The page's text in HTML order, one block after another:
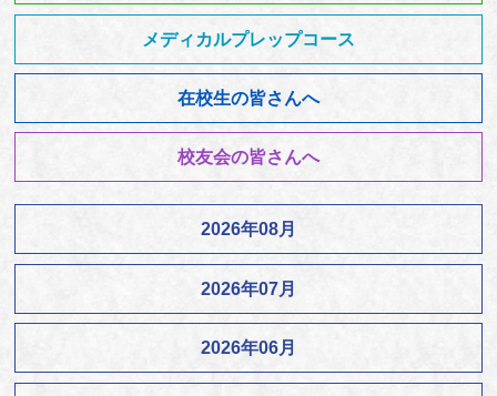
メディカルプレップコース
在校生の皆さんへ
校友会の皆さんへ
2026年08月
2026年07月
2026年06月